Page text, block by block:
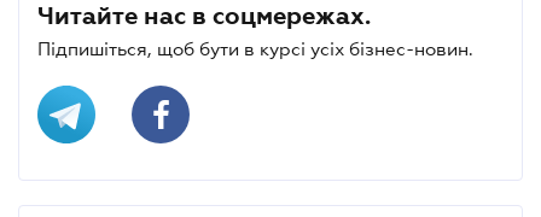
Читайте нас в соцмережах.
Підпишіться, щоб бути в курсі усіх бізнес-новин.